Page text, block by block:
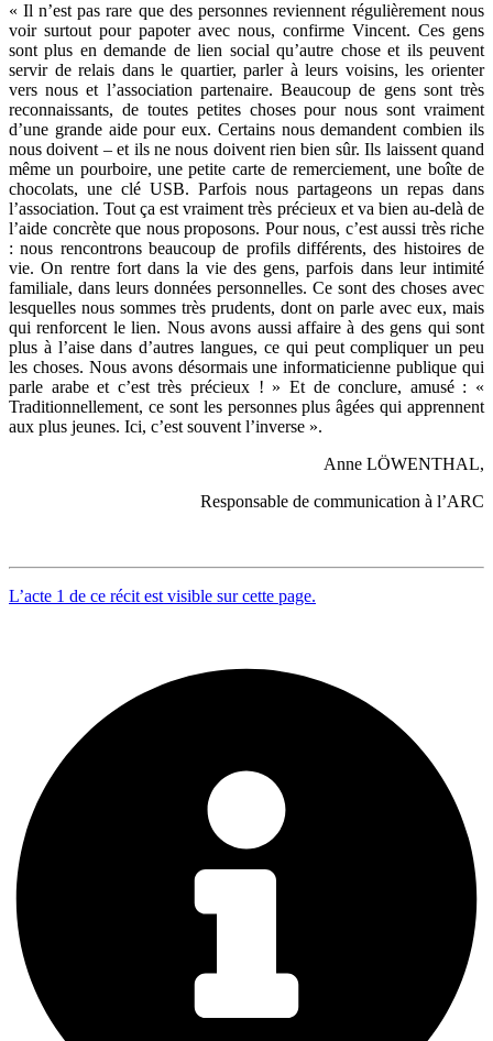
« Il n’est pas rare que des personnes reviennent régulièrement nous
voir surtout pour papoter avec nous, confirme Vincent. Ces gens
sont plus en demande de lien social qu’autre chose et ils peuvent
servir de relais dans le quartier, parler à leurs voisins, les orienter
vers nous et l’association partenaire. Beaucoup de gens sont très
reconnaissants, de toutes petites choses pour nous sont vraiment
d’une grande aide pour eux. Certains nous demandent combien ils
nous doivent – et ils ne nous doivent rien bien sûr. Ils laissent quand
même un pourboire, une petite carte de remerciement, une boîte de
chocolats, une clé USB. Parfois nous partageons un repas dans
l’association. Tout ça est vraiment très précieux et va bien au-delà de
l’aide concrète que nous proposons. Pour nous, c’est aussi très riche
: nous rencontrons beaucoup de profils différents, des histoires de
vie. On rentre fort dans la vie des gens, parfois dans leur intimité
familiale, dans leurs données personnelles. Ce sont des choses avec
lesquelles nous sommes très prudents, dont on parle avec eux, mais
qui renforcent le lien. Nous avons aussi affaire à des gens qui sont
plus à l’aise dans d’autres langues, ce qui peut compliquer un peu
les choses. Nous avons désormais une informaticienne publique qui
parle arabe et c’est très précieux ! » Et de conclure, amusé : «
Traditionnellement, ce sont les personnes plus âgées qui apprennent
aux plus jeunes. Ici, c’est souvent l’inverse ».
Anne LÖWENTHAL,
Responsable de communication à l’ARC
L’acte 1 de ce récit est visible sur cette page.